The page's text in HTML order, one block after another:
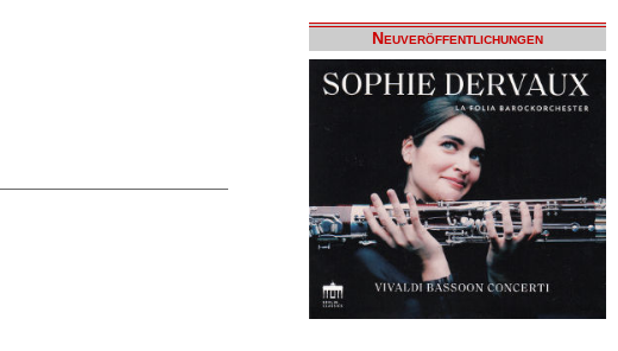
Neuveröffentlichungen